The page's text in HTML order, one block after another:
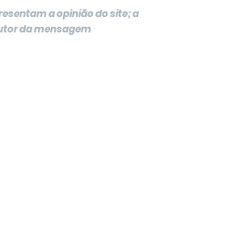
a opinião do site; a
da mensagem